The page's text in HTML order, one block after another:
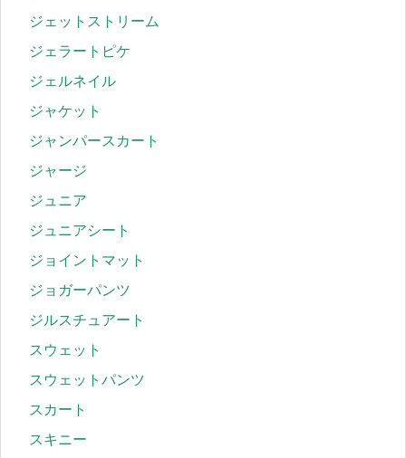
ジェットストリーム
ジェラートピケ
ジェルネイル
ジャケット
ジャンパースカート
ジャージ
ジュニア
ジュニアシート
ジョイントマット
ジョガーパンツ
ジルスチュアート
スウェット
スウェットパンツ
スカート
スキニー